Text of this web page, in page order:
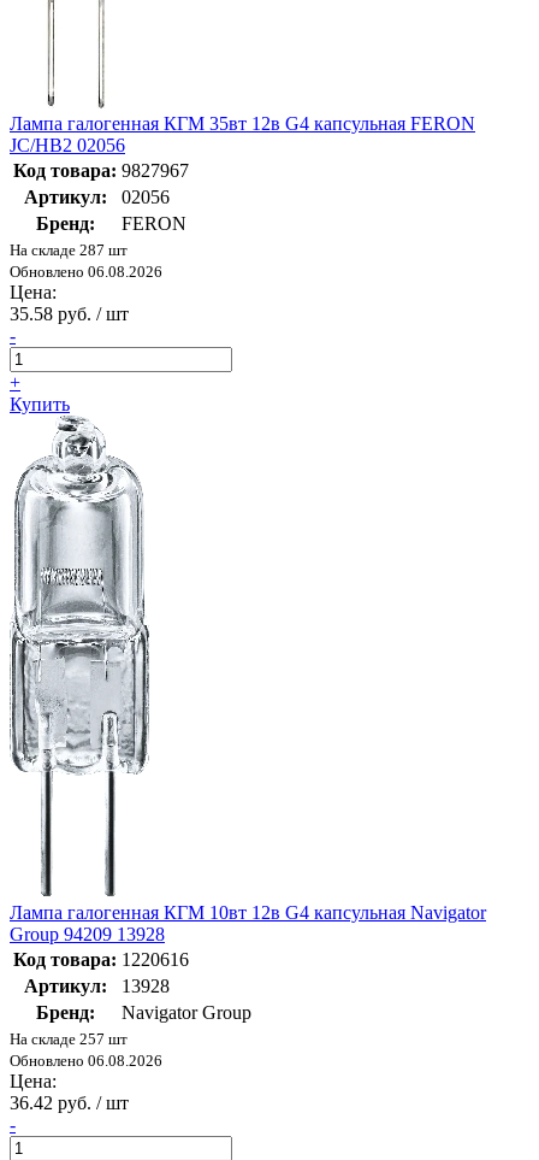
Лампа галогенная КГМ 35вт 12в G4 капсульная FERON
JC/HB2 02056
Код товара: 9827967
Артикул:
02056
Бренд:
FERON
На складе 287 шт
Обновлено 06.08.2026
Цена:
35.58 руб. / шт
-
+
Купить
Лампа галогенная КГМ 10вт 12в G4 капсульная Navigator
Group 94209 13928
Код товара: 1220616
Артикул:
13928
Бренд:
Navigator Group
На складе 257 шт
Обновлено 06.08.2026
Цена:
36.42 руб. / шт
-